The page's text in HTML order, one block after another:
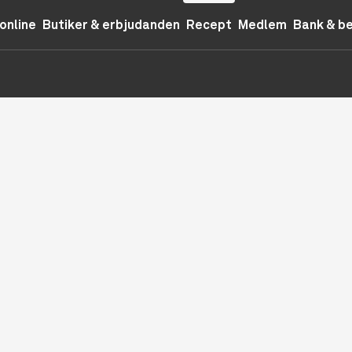
Butiker & erbjudanden Recept Medlem Bank &